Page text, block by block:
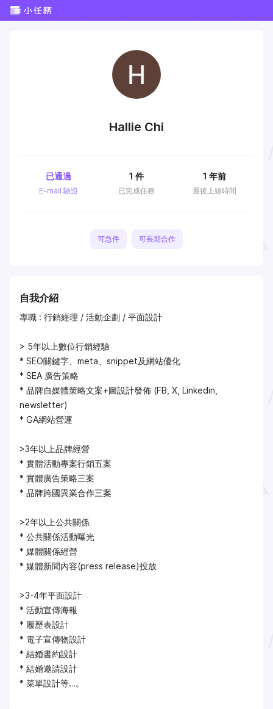
Hallie Chi
E-mail 驗證
已通過
已完成任務
1 件
最後上線時間
1 年前
可急件 可長期合作
自我介紹
專職 : 行銷經理 / 活動企劃 / 平面設計
> 5年以上數位行銷經驗
* SEO關鍵字、meta、snippet及網站優化
* SEA 廣告策略
* 品牌自媒體策略文案+圖設計發佈 (FB, X, Linkedin,
newsletter)
* GA網站營運
>3年以上品牌經營
* 實體活動專案行銷五案
* 實體廣告策略三案
* 品牌跨國異業合作三案
>2年以上公共關係
* 公共關係活動曝光
* 媒體關係經營
* 媒體新聞內容(press release)投放
>3-4年平面設計
* 活動宣傳海報
* 履歷表設計
* 電子宣傳物設計
* 結婚書約設計
* 結婚邀請設計
* 菜單設計等…。